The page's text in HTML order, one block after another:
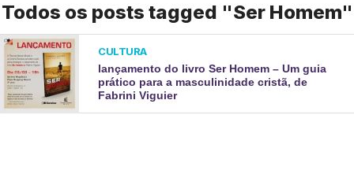
Todos os posts tagged "Ser Homem"
CULTURA
lançamento do livro Ser Homem – Um guia
prático para a masculinidade cristã, de
Fabrini Viguier